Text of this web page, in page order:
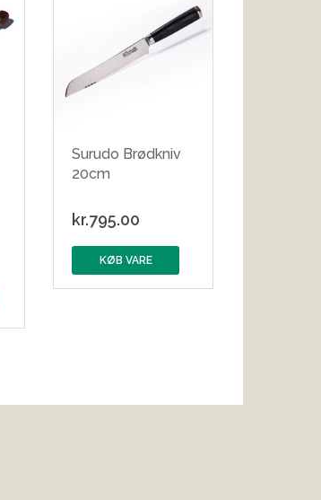
Surudo Brødkniv
20cm
kr.795.00
KØB VARE